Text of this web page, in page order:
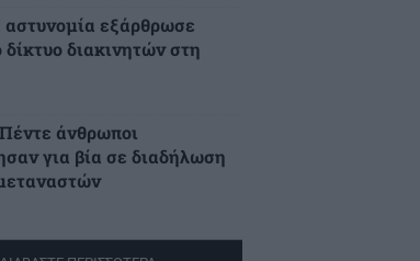
αστυνομία εξάρθρωσε
διακινητών στη
άνθρωποι
για βία σε διαδήλωση